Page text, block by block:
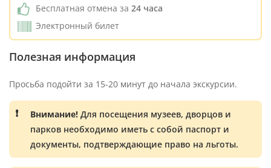
Бесплатная отмена за 24 часа
Электронный билет
Полезная информация
Просьба подойти за 15-20 минут до начала экскурсии.
Внимание! Для посещения музеев, дворцов и
парков необходимо иметь с собой паспорт и
документы, подтверждающие право на льготы.